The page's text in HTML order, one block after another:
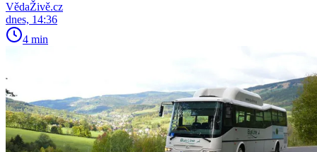
VědaŽivě.cz
dnes, 14:36
4 min